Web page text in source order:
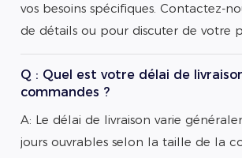
vos besoins spécifiques. Contactez-
de détails ou pour discuter de votre
Q : Quel est votre délai de
commandes ?
A: Le délai de livraison varie
jours ouvrables selon la taille de la